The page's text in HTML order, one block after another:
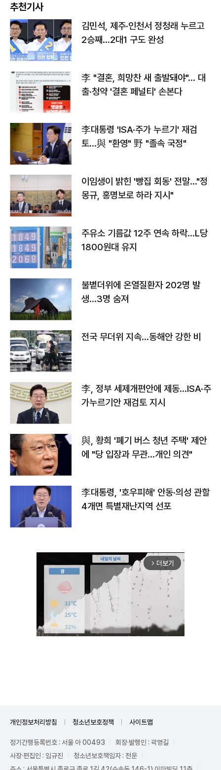
추천기사
김민석, 제주·인천서 정청래 누르고
2승째…2대1 구도 완성
李 "결혼, 희망찬 새 출발돼야"… 대
출·청약 '결혼 페널티' 손본다
李대통령 'ISA·주가 누르기' 재검
토…與 "환영" 野 "졸속 국정"
이임생이 밝힌 '빵집 회동' 전말…"정
몽규, 홍명보로 하라 지시"
주유소 기름값 12주 연속 하락…L당
1800원대 유지
불볕더위에 온열질환자 202명 발
생…3명 숨져
전국 무더위 지속…동해안 강한 비
李, 정부 세제개편안에 제동…ISA·주
가누르기안 재검토 지시
與, 황희 '폐기 버스 청년 주택' 제안
에 "당 입장과 무관…개인 의견"
李대통령, '호우피해' 안동·의성 관할
4개면 특별재난지역 선포
arrow_forward_ios 더보기
개인정보처리방침 청소년보호정책 사이트맵
정기간행등록번호 : 서울 아 00493
회장·발행인 : 곽영길
사장·편집인 : 임규진
청소년보호책임자 : 전운